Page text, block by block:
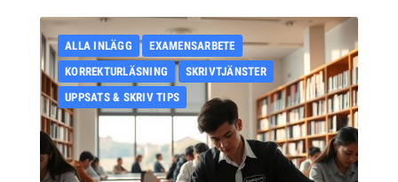
ALLA INLÄGG
EXAMENSARBETE
KORREKTURLÄSNING
SKRIVTJÄNSTER
UPPSATS & SKRIV TIPS